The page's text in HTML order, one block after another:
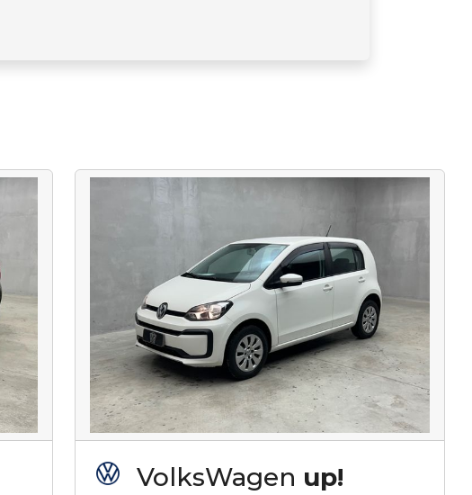
VolksWagen up!